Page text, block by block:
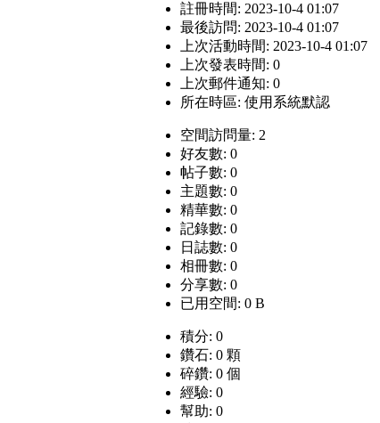
註冊時間: 2023-10-4 01:07
最後訪問: 2023-10-4 01:07
上次活動時間: 2023-10-4 01:07
上次發表時間: 0
上次郵件通知: 0
所在時區: 使用系統默認
空間訪問量: 2
好友數: 0
帖子數: 0
主題數: 0
精華數: 0
記錄數: 0
日誌數: 0
相冊數: 0
分享數: 0
已用空間: 0 B
積分: 0
鑽石: 0 顆
碎鑽: 0 個
經驗: 0
幫助: 0